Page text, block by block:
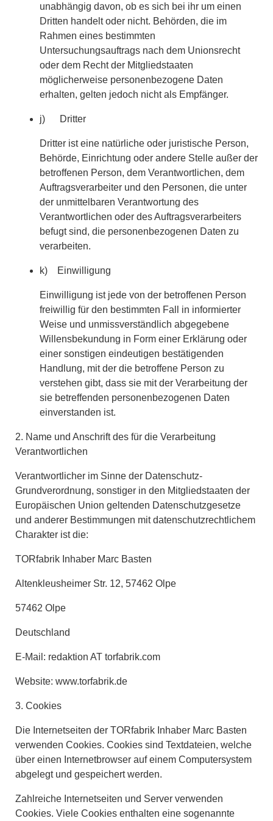
unabhängig davon, ob es sich bei ihr um einen
Dritten handelt oder nicht. Behörden, die im
Rahmen eines bestimmten
Untersuchungsauftrags nach dem Unionsrecht
oder dem Recht der Mitgliedstaaten
möglicherweise personenbezogene Daten
erhalten, gelten jedoch nicht als Empfänger.
j) Dritter
Dritter ist eine natürliche oder juristische Person,
Behörde, Einrichtung oder andere Stelle außer der
betroffenen Person, dem Verantwortlichen, dem
Auftragsverarbeiter und den Personen, die unter
der unmittelbaren Verantwortung des
Verantwortlichen oder des Auftragsverarbeiters
befugt sind, die personenbezogenen Daten zu
verarbeiten.
k) Einwilligung
Einwilligung ist jede von der betroffenen Person
freiwillig für den bestimmten Fall in informierter
Weise und unmissverständlich abgegebene
Willensbekundung in Form einer Erklärung oder
einer sonstigen eindeutigen bestätigenden
Handlung, mit der die betroffene Person zu
verstehen gibt, dass sie mit der Verarbeitung der
sie betreffenden personenbezogenen Daten
einverstanden ist.
2. Name und Anschrift des für die Verarbeitung
Verantwortlichen
Verantwortlicher im Sinne der Datenschutz-
Grundverordnung, sonstiger in den Mitgliedstaaten der
Europäischen Union geltenden Datenschutzgesetze
und anderer Bestimmungen mit datenschutzrechtlichem
Charakter ist die:
TORfabrik Inhaber Marc Basten
Altenkleusheimer Str. 12, 57462 Olpe
57462 Olpe
Deutschland
E-Mail: redaktion AT torfabrik.com
Website: www.torfabrik.de
3. Cookies
Die Internetseiten der TORfabrik Inhaber Marc Basten
verwenden Cookies. Cookies sind Textdateien, welche
über einen Internetbrowser auf einem Computersystem
abgelegt und gespeichert werden.
Zahlreiche Internetseiten und Server verwenden
Cookies. Viele Cookies enthalten eine sogenannte